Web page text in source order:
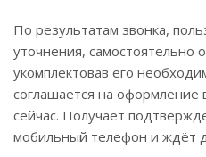
По результатам звонка,
уточнения, самостоятельно
укомплектовав его
соглашается на оформление
сейчас. Получает
мобильный телефон и ждёт